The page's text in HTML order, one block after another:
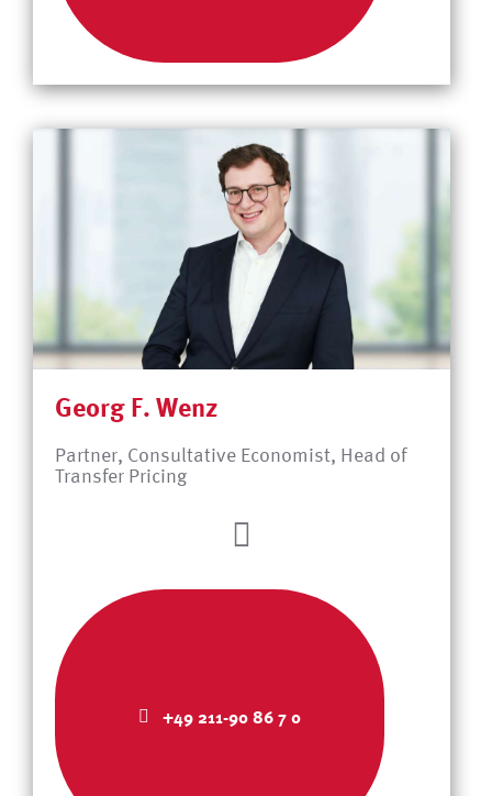
Georg F. Wenz
Partner, Consultative Economist, Head of
Transfer Pricing
+49 211-90 86 7 0